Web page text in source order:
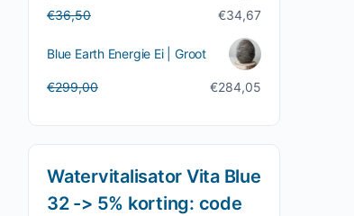
€36,50Oorspronkelijke
was:
€36,50.
€34,67
Huidige
is:
€34,67.
Blue Earth Energie Ei | Groot
€299,00Oorspronkelijke
€284,05
Huidige
Watervitalisator Vita Blue
32 -> 5% korting: code